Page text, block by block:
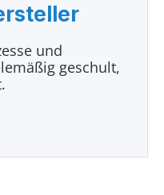
und
geschult,